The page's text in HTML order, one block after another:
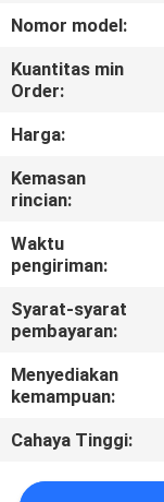
TUR
PABRIK
KONTROL
KUALITAS
COMPANY
NEWS
SITEMAP
POLICY
Nomor model:
Kuantitas min
Order:
Harga:
Kemasan
rincian:
Waktu
pengiriman:
Syarat-syarat
pembayaran:
Menyediakan
kemampuan:
Cahaya Tinggi: